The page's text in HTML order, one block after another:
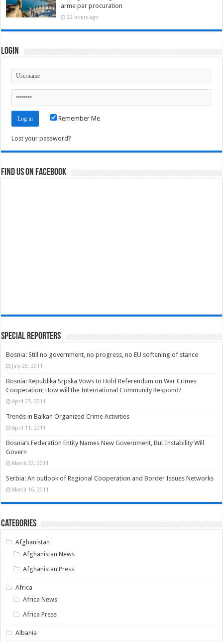
arme par procuration
22 hours ago
Login
Remember Me
Lost your password?
Find us on Facebook
Special Reporters
Bosnia: Still no government, no progress, no EU softening of stance
July 25, 2011
Bosnia: Republika Srpska Vows to Hold Referendum on War Crimes
Cooperation; How will the International Community Respond?
April 27, 2011
Trends in Balkan Organized Crime Activities
April 11, 2011
Bosnia’s Federation Entity Names New Government, But Instability Will
Govern
March 22, 2011
Serbia: An outlook of Regional Cooperation and Border Issues Networks
March 16, 2011
Categories
Afghanistan
Afghanistan News
Afghanistan Press
Africa
Africa News
Africa Press
Albania